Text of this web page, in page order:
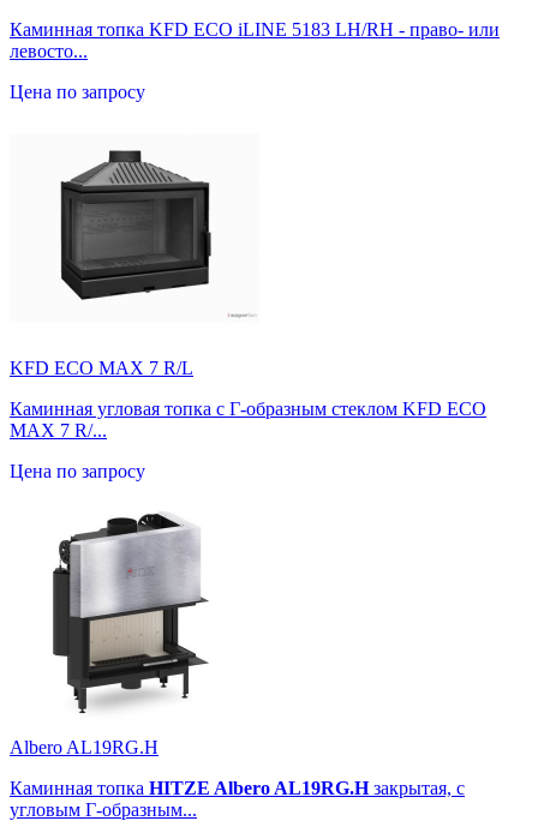
Каминная топка KFD ECO iLINE 5183 LH/RH - право- или
левосто...
Цена по запросу
KFD ECO MAX 7 R/L
Каминная угловая топка с Г-образным стеклом KFD ECO
MAX 7 R/...
Цена по запросу
Albero AL19RG.H
Каминная топка HITZE Albero AL19RG.Hзакрытая, с
угловым Г-образным...